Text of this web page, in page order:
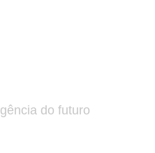
do futuro